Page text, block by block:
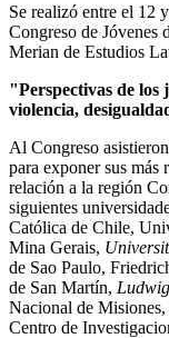
Se realizó entre el 12
Congreso de Jóvenes
Merian de Estudios
"Perspectivas de los
violencia,
Al Congreso
para exponer sus más
relación a la región
siguientes
Católica de Chile,
Mina Gerais,
de Sao Paulo,
de San Martín,
Nacional de
Centro de